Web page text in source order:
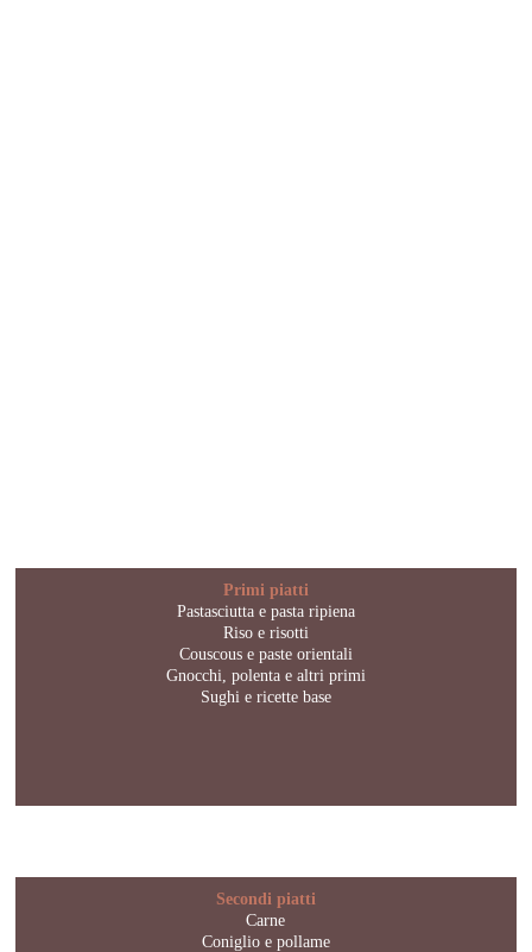
Primi piatti
Pastasciutta e pasta ripiena
Riso e risotti
Couscous e paste orientali
Gnocchi, polenta e altri primi
Sughi e ricette base
Secondi piatti
Carne
Coniglio e pollame